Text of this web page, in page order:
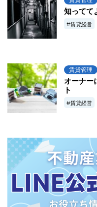
知ってて
賃貸経営
賃貸管理
オーナー
ト
賃貸経営